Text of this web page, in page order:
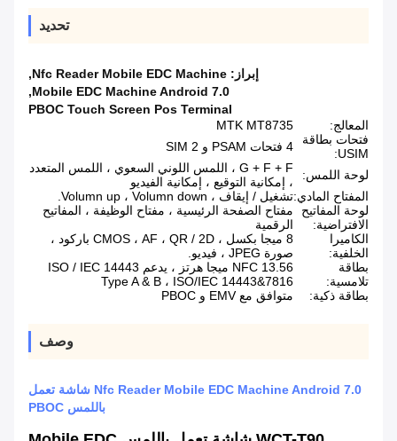
تحديد
إبراز: Nfc Reader Mobile EDC Machine
,
Mobile EDC Machine Android 7.0
,
PBOC Touch Screen Pos Terminal
المعالج:
MTK MT8735
فتحات بطاقة
USIM:
4 فتحات PSAM و 2 SIM
لوحة اللمس:
G + F + F ، اللمس اللوني السعوي ، اللمس المتعدد
، إمكانية التوقيع ، إمكانية الفيديو
المفتاح المادي:تشغيل / إيقاف ، Volumn up ، Volumn down.
لوحة المفاتيح
الافتراضية:
مفتاح الصفحة الرئيسية ، مفتاح الوظيفة ، المفاتيح
الرقمية
الكاميرا
الخلفية:
8 ميجا بكسل ، CMOS ، AF ، QR / 2D باركود ،
صورة JPEG ، فيديو.
بطاقة
تلامسية:
NFC 13.56 ميجا هرتز ، يدعم ISO / IEC 14443
Type A & B ، ISO/IEC 14443&7816
بطاقة ذكية:
متوافق مع EMV و PBOC
وصف
Nfc Reader Mobile EDC Machine Android 7.0 شاشة تعمل
باللمس PBOC